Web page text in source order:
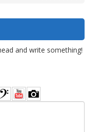
and write something!